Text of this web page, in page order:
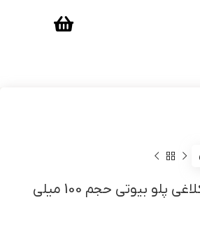
رنگ مو مشکی پر کلاغی پلو بیوتی حجم 100 میلی